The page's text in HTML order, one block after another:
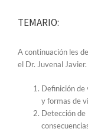
TEMARIO:
A continuación les
el Dr. Juvenal Javier.
Definición de
y formas de
Detección de